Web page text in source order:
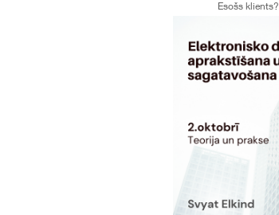
Esošs klients?